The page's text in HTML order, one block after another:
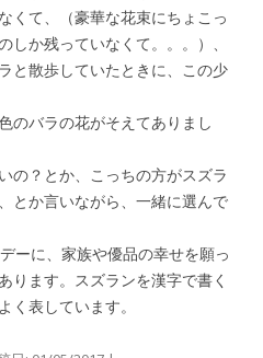
くて、（豪華な花束にちょこっ
しか残っていなくて。。。）、
と散歩していたときに、この少
のバラの花がそえてありまし
の？とか、こっちの方がスズラ
とか言いながら、一緒に選んで
ーに、家族や優品の幸せを願っ
ります。スズランを漢字で書く
く表しています。